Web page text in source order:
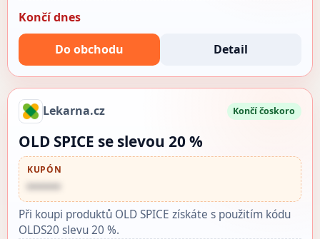
Končí dnes
Do obchodu Detail
Lekarna.cz Končí čoskoro
OLD SPICE se slevou 20 %
KUPÓN
••••••
Při koupi produktů OLD SPICE získáte s použitím kódu
OLDS20 slevu 20 %.